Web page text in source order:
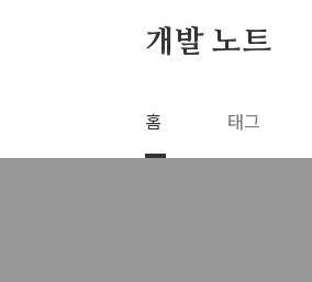
개발 노트
홈 태그